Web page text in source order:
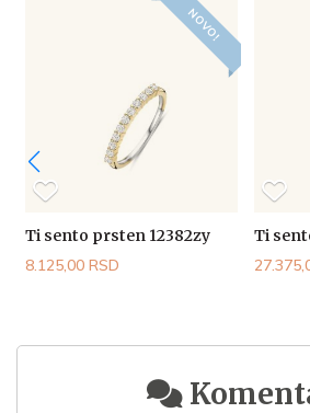
NOVO!
Ti sento prsten 12382zy
8.125,00 RSD
Ti